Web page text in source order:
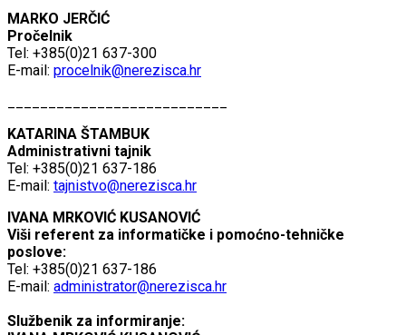
MARKO JERČIĆ
Pročelnik
Tel: +385(0)21 637-300
E-mail: procelnik@nerezisca.hr
KATARINA ŠTAMBUK
Administrativni tajnik
Tel: +385(0)21 637-186
E-mail: tajnistvo@nerezisca.hr
IVANA MRKOVIĆ KUSANOVIĆ
Viši referent za informatičke i pomoćno-tehničke
poslove:
Tel: +385(0)21 637-186
E-mail: administrator@nerezisca.hr
Službenik za informiranje: